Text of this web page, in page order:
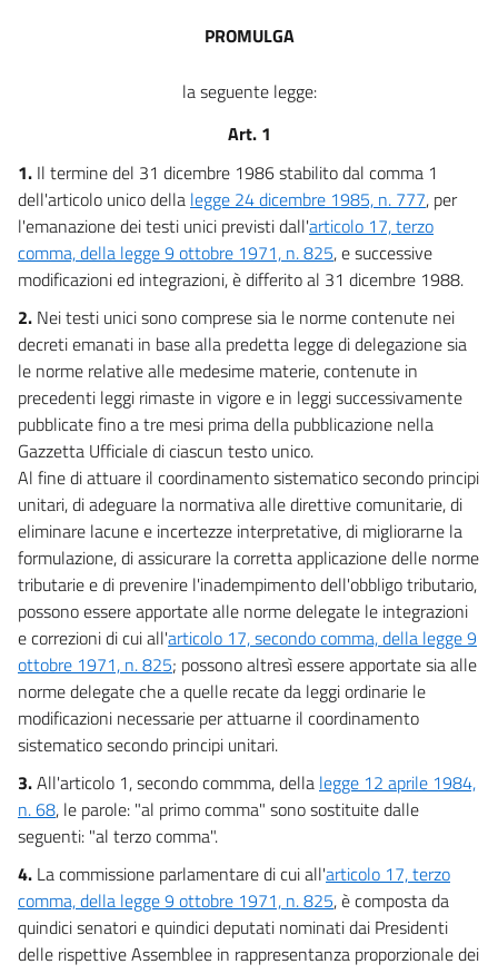
PROMULGA
la seguente legge:
Art. 1
1. Il termine del 31 dicembre 1986 stabilito dal comma 1
dell'articolo unico della legge 24 dicembre 1985, n. 777, per
l'emanazione dei testi unici previsti dall'articolo 17, terzo
comma, della legge 9 ottobre 1971, n. 825, e successive
modificazioni ed integrazioni, è differito al 31 dicembre 1988.
2. Nei testi unici sono comprese sia le norme contenute nei
decreti emanati in base alla predetta legge di delegazione sia
le norme relative alle medesime materie, contenute in
precedenti leggi rimaste in vigore e in leggi successivamente
pubblicate fino a tre mesi prima della pubblicazione nella
Gazzetta Ufficiale di ciascun testo unico.
Al fine di attuare il coordinamento sistematico secondo principi
unitari, di adeguare la normativa alle direttive comunitarie, di
eliminare lacune e incertezze interpretative, di migliorarne la
formulazione, di assicurare la corretta applicazione delle norme
tributarie e di prevenire l'inadempimento dell'obbligo tributario,
possono essere apportate alle norme delegate le integrazioni
e correzioni di cui all'articolo 17, secondo comma, della legge 9
ottobre 1971, n. 825; possono altresì essere apportate sia alle
norme delegate che a quelle recate da leggi ordinarie le
modificazioni necessarie per attuarne il coordinamento
sistematico secondo principi unitari.
3.All'articolo 1, secondo commma, della legge 12 aprile 1984,
n. 68, le parole: "al primo comma" sono sostituite dalle
seguenti: "al terzo comma".
4. La commissione parlamentare di cui all'articolo 17, terzo
comma, della legge 9 ottobre 1971, n. 825, è composta da
quindici senatori e quindici deputati nominati dai Presidenti
delle rispettive Assemblee in rappresentanza proporzionale dei